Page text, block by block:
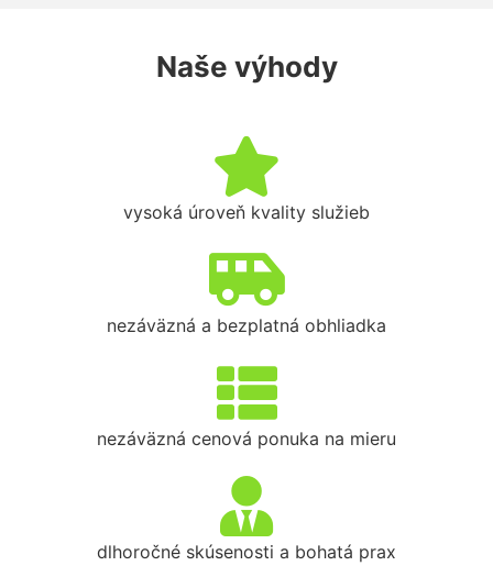
Naše výhody
vysoká úroveň kvality služieb
nezáväzná a bezplatná obhliadka
nezáväzná cenová ponuka na mieru
dlhoročné skúsenosti a bohatá prax